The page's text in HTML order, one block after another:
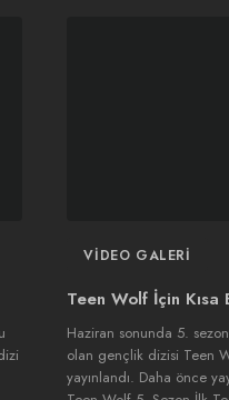
VIDEO GALERI
Teen Wolf İçin
Haziran sonunda 5.
olan gençlik dizisi Teen
yayınlandı. Daha önce